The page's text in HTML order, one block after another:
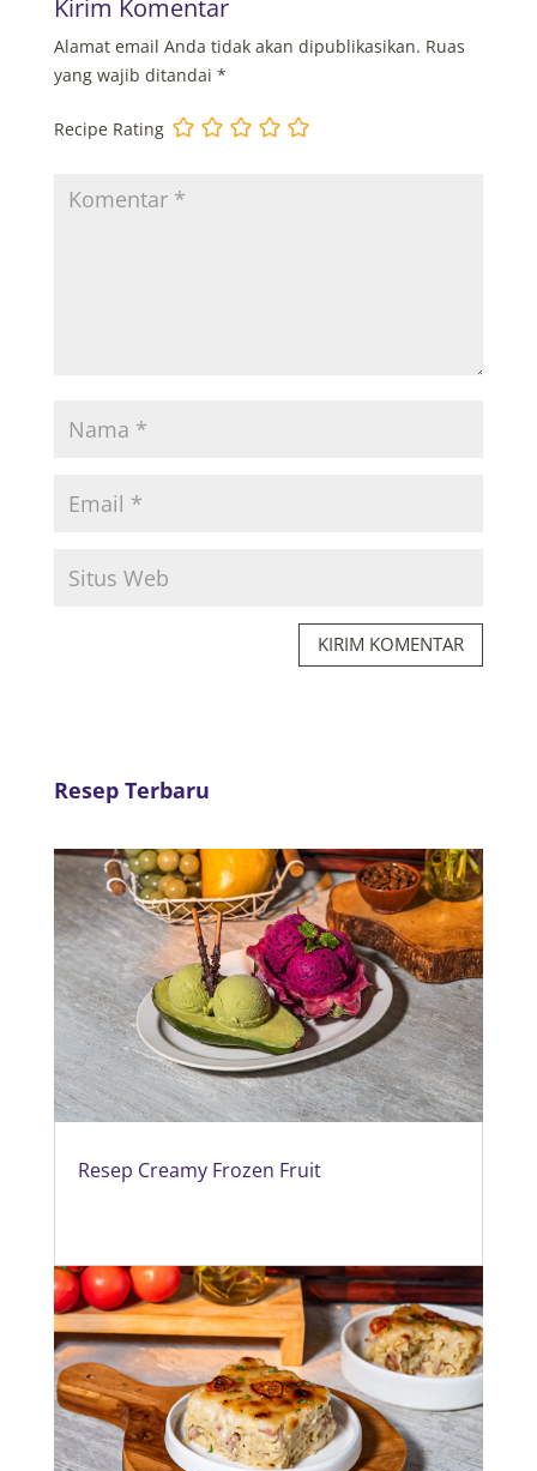
Kirim Komentar
Alamat email Anda tidak akan dipublikasikan. Ruas
yang wajib ditandai *
Recipe Rating
KIRIM KOMENTAR
Resep Terbaru
Resep Creamy Frozen Fruit